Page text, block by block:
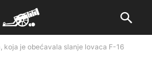
koja je obećavala slanje lovaca F-16